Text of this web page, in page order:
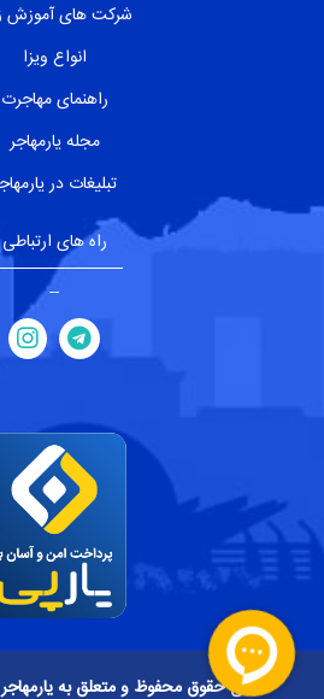
شرکت های آموزش
انواع ویزا
راهنمای مهاجرت
مجله یارمهاجر
تبلیغات در
راه های ارتباطی
--
تمامی حقوق محفوظ و متعلق به یارمهاجر می